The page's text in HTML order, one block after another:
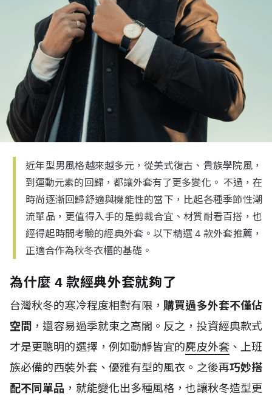
近年型男風格越來越多元，從美式復古、貴族學院風，
到運動元素的回歸，都讓外套有了更多變化。 不過，在
時尚逐漸回歸舒適與機能性的當下，比起各種季節性潮
流單品，更值得入手的是剪裁合宜、材質耐看百搭，也
經得起時間考驗的經典外套。以下精選 4 款外套推薦，
正適合作為秋冬衣櫃的基礎。
為什麼 4 款經典外套就夠了
台灣秋冬的寒冷程度相對有限， 購買過多外套不僅佔
空間 ，還容易過季就束之高閣。反之，投資經典款式
才是更聰明的選擇，例如動靜皆宜的麂皮外套、上班
族必備的西裝外套、優雅有型的風衣。之後再巧妙搭
配不同單品 ，就能變化出多種風格，也讓秋冬造型更